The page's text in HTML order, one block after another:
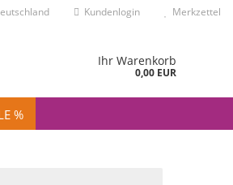
Kundenlogin Merkzettel
Ihr Warenkorb
0,00 EUR
%